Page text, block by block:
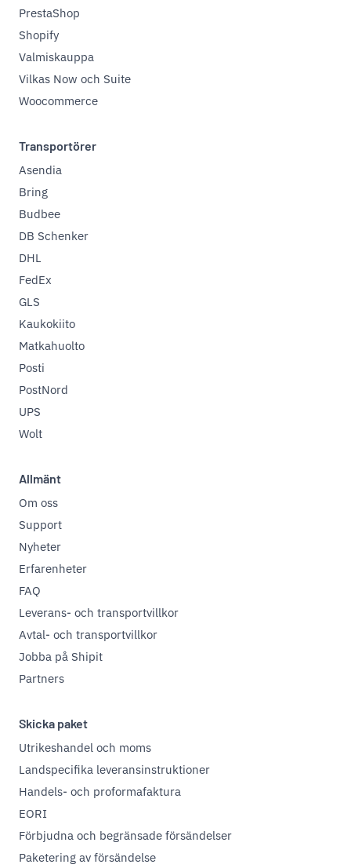
PrestaShop
Shopify
Valmiskauppa
Vilkas Now och Suite
Woocommerce
Transportörer
Asendia
Bring
Budbee
DB Schenker
DHL
FedEx
GLS
Kaukokiito
Matkahuolto
Posti
PostNord
UPS
Wolt
Allmänt
Om oss
Support
Nyheter
Erfarenheter
FAQ
Leverans- och transportvillkor
Avtal- och transportvillkor
Jobba på Shipit
Partners
Skicka paket
Utrikeshandel och moms
Landspecifika leveransinstruktioner
Handels- och proformafaktura
EORI
Förbjudna och begränsade försändelser
Paketering av försändelse